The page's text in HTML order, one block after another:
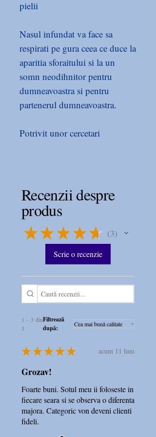
pielii
Nasul infundat va face sa
respirati pe gura ceea ce duce la
aparitia sforaitului si la un
somn neodihnitor pentru
dumneavoastra si pentru
partenerul dumneavoastra.
Potrivit unor cercetari
Plasturii pentru nas sunt special
creati pentru a-ti oferi o
respiratie usoara, indiferent de
situatia in care te afli.
Acest dispozitiv medical
mareste deschiderea cailor
nazale pentru a :
- respira mai bine;
- reduce congestia nazala;
- reduce sforaitul
Cele doua benzi elastice se
'ridica” , marind deschidearea
cailor respiratorii nazale, pentru
a respira in voie.
Recenzii despre
produs
★★★★★ 3
3
Scrie o recenzie
1 - 3 din
3
Filtrează
după:
★★★★★ acum 11 luni
Grozav!
Foarte buni. Sotul meu ii foloseste in
fiecare seara si se observa o diferenta
majora. Categoric von deveni clienti
fideli.